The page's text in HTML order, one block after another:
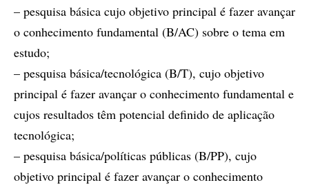
– pesquisa básica cujo objetivo principal é fazer avançar
o conhecimento fundamental (B/AC) sobre o tema em
estudo;
– pesquisa básica/tecnológica (B/T), cujo objetivo
principal é fazer avançar o conhecimento fundamental e
cujos resultados têm potencial definido de aplicação
tecnológica;
– pesquisa básica/políticas públicas (B/PP), cujo
objetivo principal é fazer avançar o conhecimento